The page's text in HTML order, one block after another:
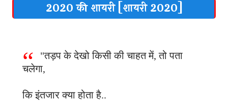
2020 की शायरी [शायरी 2020]
"तड़प के देखो किसी की चाहत में, तो पता
चलेगा,
कि इंतजार क्या होता है..